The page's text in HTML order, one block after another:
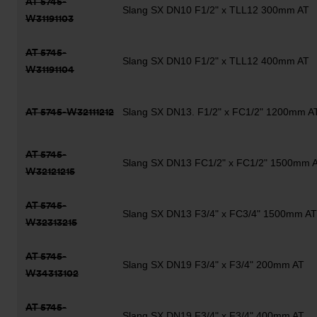
W31191103
Slang SX DN10 F1/2" x TLL12 300mm AT
AT 5745-
W31191104
Slang SX DN10 F1/2" x TLL12 400mm AT
AT 5745-W32111212 Slang SX DN13. F1/2" x FC1/2" 1200mm
AT 5745-
W32121215
Slang SX DN13 FC1/2" x FC1/2" 1500mm
AT 5745-
W32313215
Slang SX DN13 F3/4" x FC3/4" 1500mm AT
AT 5745-
W34313102
Slang SX DN19 F3/4" x F3/4" 200mm AT
AT 5745-